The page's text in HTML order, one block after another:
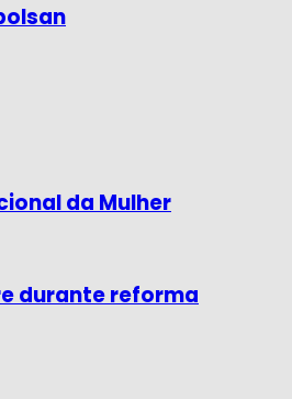
da Mulher
durante reforma